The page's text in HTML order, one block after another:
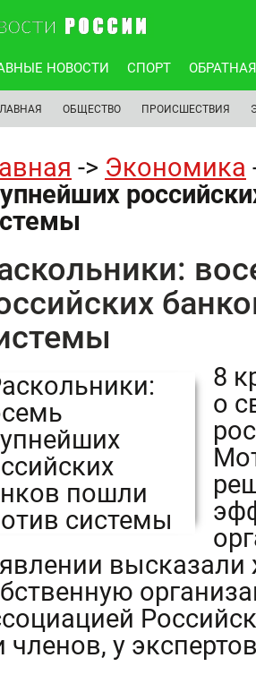
НОВОСТИ СПОРТ
ОБЩЕСТВО ПРОИСШЕСТВИЯ
-> Экономика
8
о
высказали
членов, у